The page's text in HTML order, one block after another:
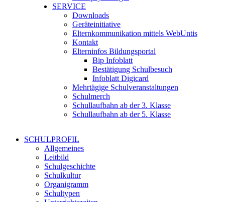
SERVICE
Downloads
Geräteinitiative
Elternkommunikation mittels WebUntis
Kontakt
Elterninfos Bildungsportal
Bip Infoblatt
Bestätigung Schulbesuch
Infoblatt Digicard
Mehrtägige Schulveranstaltungen
Schulmerch
Schullaufbahn ab der 3. Klasse
Schullaufbahn ab der 5. Klasse
SCHULPROFIL
Allgemeines
Leitbild
Schulgeschichte
Schulkultur
Organigramm
Schultypen